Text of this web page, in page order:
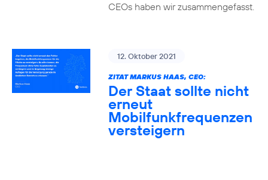
CEOs haben wir zusammengefasst.
12. Oktober 2021
ZITAT MARKUS HAAS, CEO:
Der Staat sollte nicht
erneut
Mobilfunkfrequenzen
versteigern